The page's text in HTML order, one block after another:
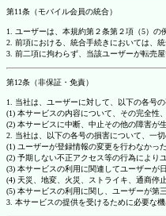
第11条（モバイル会員の統合）
1. ユーザーは、本規約第２条第２項（5）
2. 前項における、統合手続きにおいては、
3. 前二項に拘わらず、当該ユーザーが転売
第12条（非保証・免責）
1. 当社は、ユーザーに対して、以下の各号
(1) 本サービスの内容について、その完全性
(2) 本サービスに中断、中止その他の障害が
2. 当社は、以下の各号の損害について、一切
(1) ユーザーが登録情報の変更を行わなかっ
(2) 予期しない不正アクセス等の行為により
(3) 本サービスの利用に関連してユーザーが
(4) 天災、地変、火災、ストライキ、通商停
(5) 本サービスの利用に関し、ユーザーが第
3. 本サービスの提供を受けるために必要な